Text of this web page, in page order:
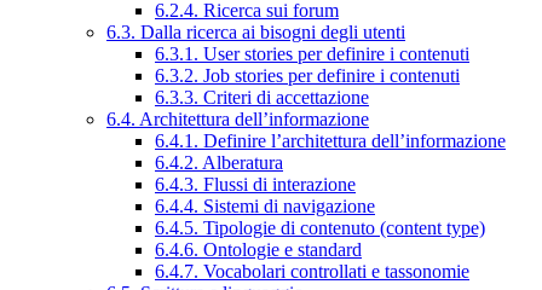
6.2.4. Ricerca sui forum
6.3. Dalla ricerca ai bisogni degli utenti
6.3.1. User stories per definire i contenuti
6.3.2. Job stories per definire i contenuti
6.3.3. Criteri di accettazione
6.4. Architettura dell’informazione
6.4.1. Definire l’architettura dell’informazione
6.4.2. Alberatura
6.4.3. Flussi di interazione
6.4.4. Sistemi di navigazione
6.4.5. Tipologie di contenuto (content type)
6.4.6. Ontologie e standard
6.4.7. Vocabolari controllati e tassonomie